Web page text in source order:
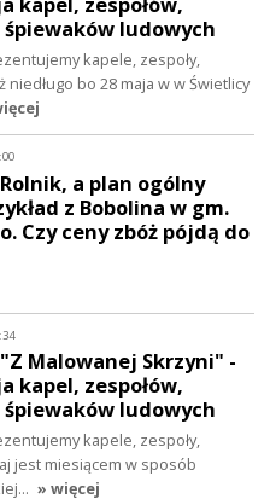
ludowych
kapele, zespoły,
bo 28 maja w w Świetlicy
Rolnik, a plan ogólny
z Bobolina w gm.
Czy ceny zbóż pójdą do
"Z Malowanej Skrzyni" -
kapel, zespołów,
ludowych
kapele, zespoły,
jest miesiącem w sposób
» więcej